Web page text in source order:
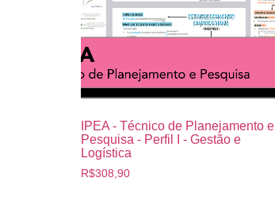
IPEA - Técnico de Planejamento e
Pesquisa - Perfil I - Gestão e
Logística
R$308,90